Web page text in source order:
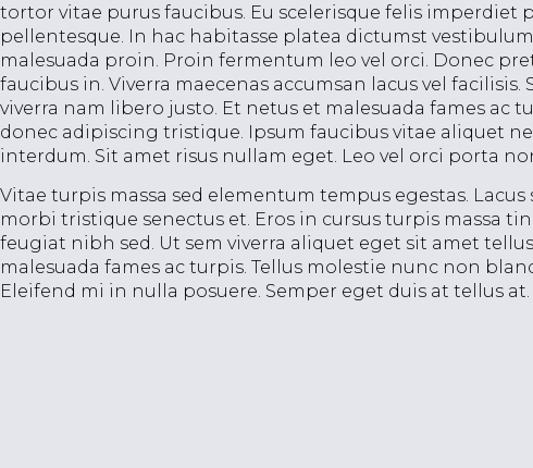
tortor vitae purus faucibus. Eu scelerisque felis
pellentesque. In hac habitasse platea dictumst
malesuada proin. Proin fermentum leo vel orci. Donec
faucibus in. Viverra maecenas accumsan lacus vel
viverra nam libero justo. Et netus et malesuada fames ac
donec adipiscing tristique. Ipsum faucibus vitae aliquet
interdum. Sit amet risus nullam eget. Leo vel orci porta
Vitae turpis massa sed elementum tempus egestas.
morbi tristique senectus et. Eros in cursus turpis massa
feugiat nibh sed. Ut sem viverra aliquet eget sit amet
malesuada fames ac turpis. Tellus molestie nunc non
Eleifend mi in nulla posuere. Semper eget duis at tellus